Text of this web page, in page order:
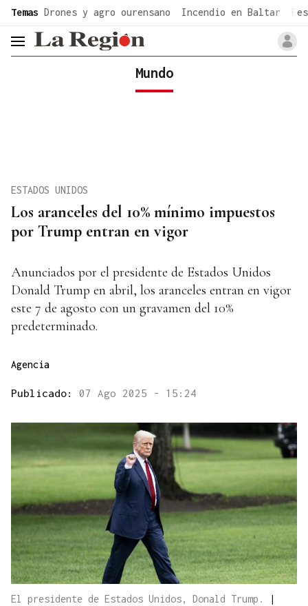
Temas Drones y agro ourensano Incendio en Baltar
header.menu.open
Mundo
Los aranceles del 10% mínimo impuestos
por Trump entran en vigor
ESTADOS UNIDOS
Anunciados por el presidente de Estados Unidos
Donald Trump en abril, los aranceles entran en vigor
este 7 de agosto con un gravamen del 10%
predeterminado.
Agencia
Publicado: 07 Ago 2025 - 15:24
El presidente de Estados Unidos, Donald Trump.
|